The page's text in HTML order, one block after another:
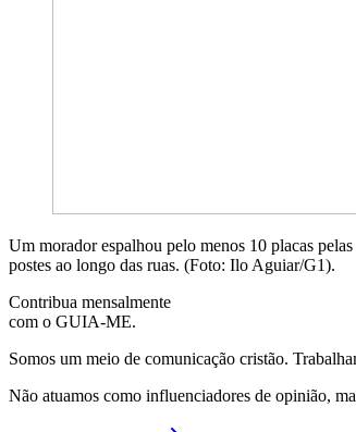
Um morador espalhou pelo menos 10 placas
postes ao longo das ruas. (Foto: Ilo Aguiar/
Contribua mensalmente
com o GUIA-ME.
Somos um meio de comunicação cristão.
Não atuamos como influenciadores de opinião,